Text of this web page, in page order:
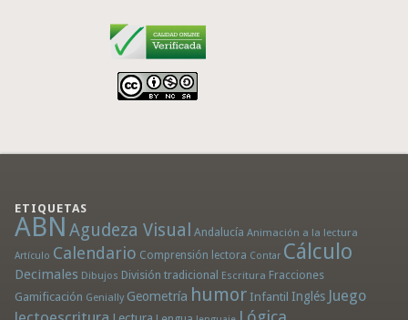
ETIQUETAS
ABN Agudeza Visual Andalucía Animación a la lectura
Artículo Calendario Comprensión lectora Contar Cálculo
Decimales Dibujos División tradicional Escritura Fracciones
Gamificación Genially Geometría humor Infantil Inglés Juego